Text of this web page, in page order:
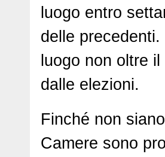
luogo entro
delle
luogo non oltre
dalle elezioni.
Finché non
Camere sono